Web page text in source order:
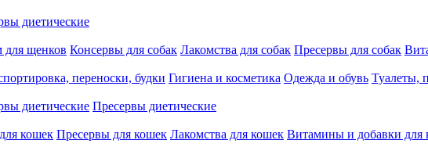
диетические
для щенков Консервы для собак Лакомства для собак Пресервы для собак
переноски, будки Гигиена и косметика Одежда и обувь Туалеты,
диетические Пресервы диетические
кошек Пресервы для кошек Лакомства для кошек Витамины и добавки для